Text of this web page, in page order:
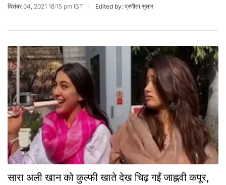
दिसंबर 04, 2021 18:15 pm IST Edited by: प्रणीता सुतार
सारा अली खान को कुल्फी खाते देख चिढ़ गईं जाह्नवी कपूर,